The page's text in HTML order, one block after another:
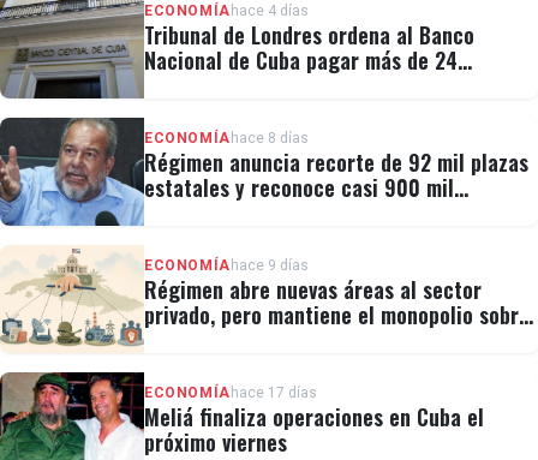
ECONOMÍA hace 4 días
Tribunal de Londres ordena al Banco
Nacional de Cuba pagar más de 24
ECONOMÍA hace 8 días
Régimen anuncia recorte de 92 mil plazas
estatales y reconoce casi 900 mil
ECONOMÍA hace 9 días
Régimen abre nuevas áreas al sector
privado, pero mantiene el monopolio sobre
ECONOMÍA hace 17 días
Meliá finaliza operaciones en Cuba el
próximo viernes